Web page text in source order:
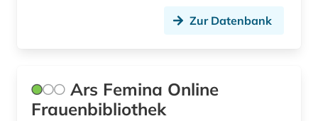
irland / literatur / irisch (1)
isaac (1)
islam (5)
islamische staaten (1)
Zur Datenbank
Ars Femina Online
Frauenbibliothek